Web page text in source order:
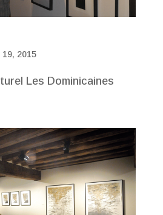
2015
Les Dominicaines